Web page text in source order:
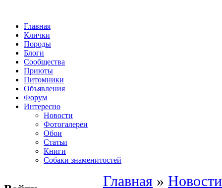
Главная
Клички
Породы
Блоги
Сообщества
Приюты
Питомники
Объявления
Форум
Интересно
Новости
Фотогалереи
Обои
Статьи
Книги
Собаки знаменитостей
Главная » Новости